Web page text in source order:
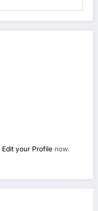
Edit your Profile now.